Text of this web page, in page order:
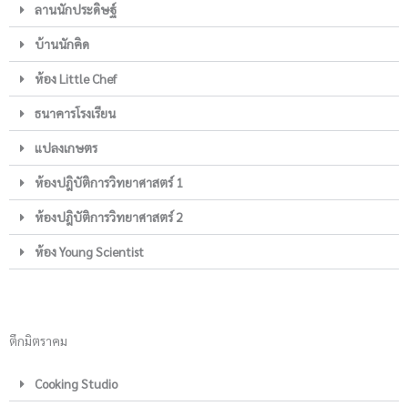
ลานนักประดิษฐ์
บ้านนักคิด
ห้อง Little Chef
ธนาคารโรงเรียน
แปลงเกษตร
ห้องปฎิบัติการวิทยาศาสตร์ 1
ห้องปฎิบัติการวิทยาศาสตร์ 2
ห้อง Young Scientist
ตึกมิตราคม
Cooking Studio